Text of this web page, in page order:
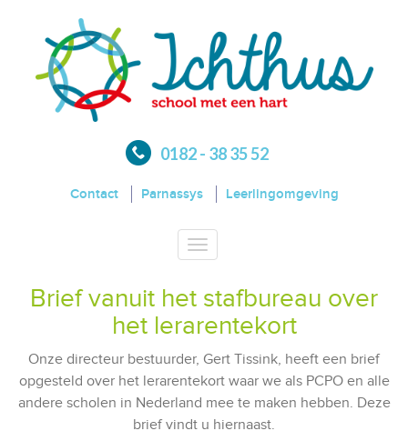
0182 - 38 35 52
Contact Parnassys Leerlingomgeving
Toggle
navigation
Brief vanuit het stafbureau over
het lerarentekort
Onze directeur bestuurder, Gert Tissink, heeft een brief
opgesteld over het lerarentekort waar we als PCPO en alle
andere scholen in Nederland mee te maken hebben. Deze
brief vindt u hiernaast.